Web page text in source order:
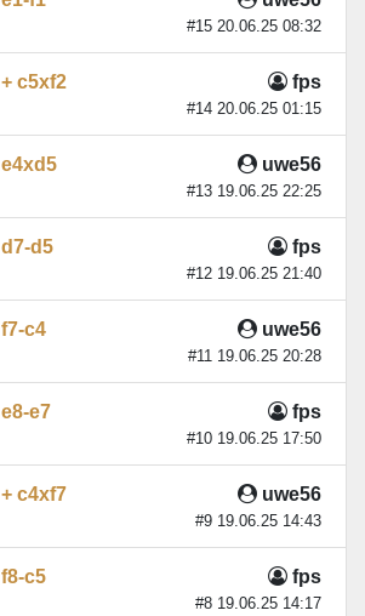
#15 20.06.25 08:32
fps
#14 20.06.25 01:15
+ c5xf2
uwe56
#13 19.06.25 22:25
e4xd5
fps
#12 19.06.25 21:40
d7-d5
uwe56
#11 19.06.25 20:28
f7-c4
fps
#10 19.06.25 17:50
e8-e7
uwe56
#9 19.06.25 14:43
+ c4xf7
fps
#8 19.06.25 14:17
f8-c5